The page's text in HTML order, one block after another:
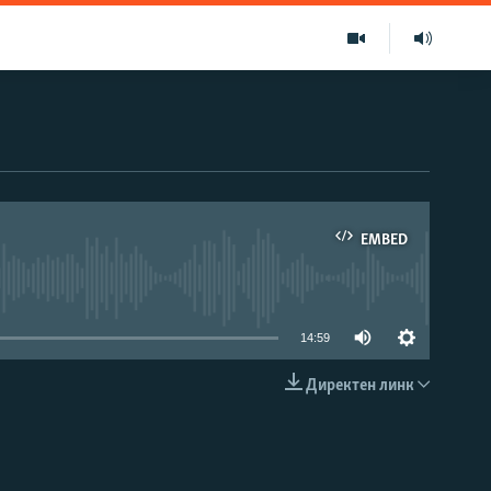
EMBED
EMBED
14:59
Директен линк